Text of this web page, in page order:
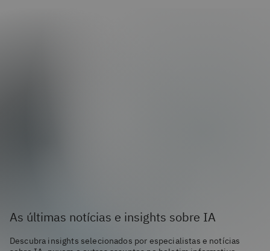
As últimas notícias e insights sobre IA
Descubra insights selecionados por especialistas e notícias